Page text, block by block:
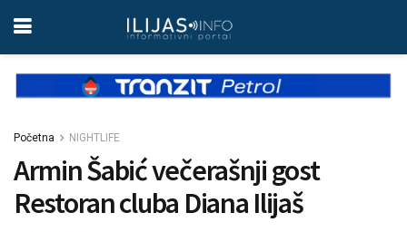
Početna NIGHTLIFE
Armin Šabić večerašnji gost
Restoran cluba Diana Ilijaš